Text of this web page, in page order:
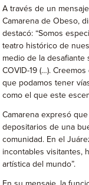
A través de un
Camarena de Obeso,
destacó: “Somos
teatro histórico de
medio de la desafiante
COVID-19 (…).
que podamos tener
como el que este
Camarena expresó
depositarios de una
comunidad. En el
incontables visitantes,
artística del mundo”.